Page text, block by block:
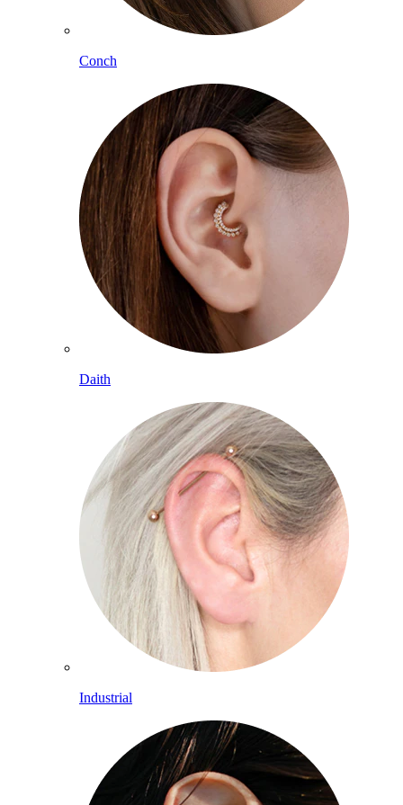
Conch
Daith
Industrial